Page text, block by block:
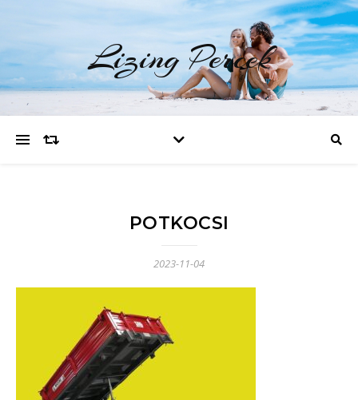
Lizing Percek
POTKOCSI
2023-11-04